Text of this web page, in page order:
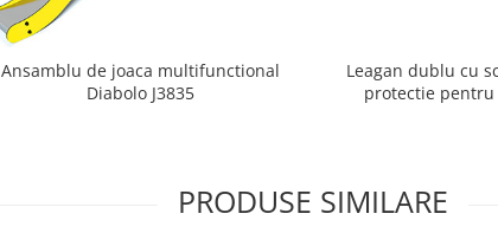
Ansamblu de joaca multifunctional
Diabolo J3835
Leagan dublu cu
protectie pentru
PRODUSE SIMILARE